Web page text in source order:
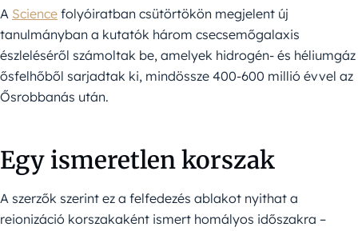
A Science folyóiratban csütörtökön megjelent új
tanulmányban a kutatók három csecsemőgalaxis
észleléséről számoltak be, amelyek hidrogén- és héliumgáz
ősfelhőből sarjadtak ki, mindössze 400-600 millió évvel az
Ősrobbanás után.
Egy ismeretlen korszak
A szerzők szerint ez a felfedezés ablakot nyithat a
reionizáció korszakaként ismert homályos időszakra –